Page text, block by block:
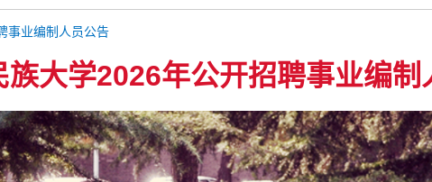
事业编制人员公告
族大学2026年公开招聘事业编制